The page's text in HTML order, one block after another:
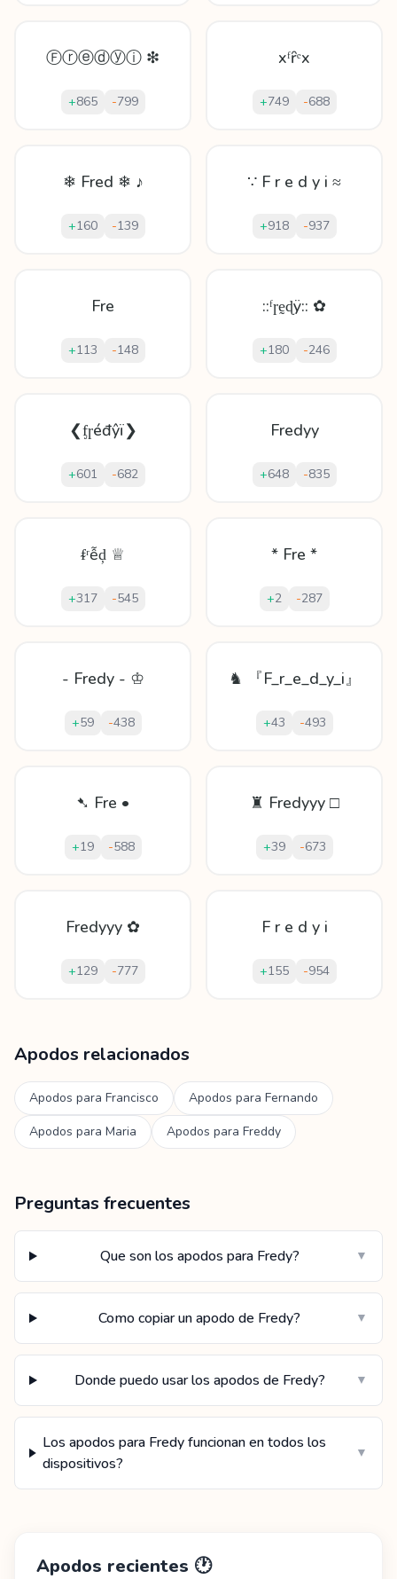
Ⓕⓡⓔⓓⓨⓘ ❇
+865 -799
xᶠȓᵉx
+749 -688
❄ Fred ❄ ♪
+160 -139
∵ F r e d y i ≈
+918 -937
Fre
+113 -148
::ᶠɼḛɖÿ:: ✿
+180 -246
❮ᶂɼéđŷï❯
+601 -682
Fredyy
+648 -835
ᵮʳễḑ ♕
+317 -545
* Fre *
+2 -287
- Fredy - ♔
+59 -438
♞ 『F_r_e_d_y_i』
+43 -493
➷ Fre •
+19 -588
♜ Fredyyy □
+39 -673
Fredyyy ✿
+129 -777
F r e d y i
+155 -954
Apodos relacionados
Apodos para Francisco Apodos para Fernando
Apodos para Maria Apodos para Freddy
Preguntas frecuentes
Que son los apodos para Fredy? ▼
Como copiar un apodo de Fredy? ▼
Donde puedo usar los apodos de Fredy? ▼
Los apodos para Fredy funcionan en todos los
dispositivos?
▼
Apodos recientes 🕐